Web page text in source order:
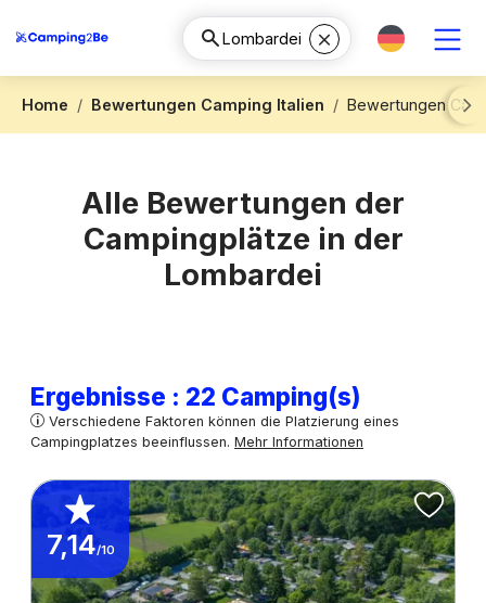
Home Bewertungen Camping Italien
Bewertungen
Next
Alle Bewertungen der
Campingplätze in der
Lombardei
Ergebnisse : 22 Camping(s)
Verschiedene Faktoren können die Platzierung eines
Campingplatzes beeinflussen. Mehr Informationen
7,14/10